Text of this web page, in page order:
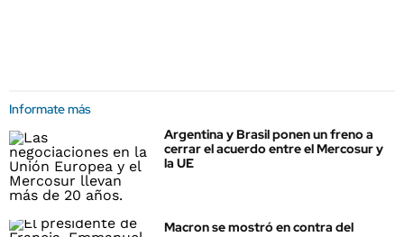
Informate más
Argentina y Brasil ponen un freno a
cerrar el acuerdo entre el Mercosur y
la UE
Macron se mostró en contra del